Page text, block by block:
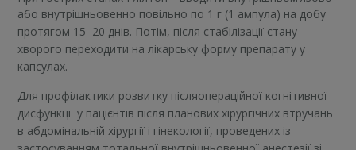
або внутрішньовенно повільно по 1 г (1 ампула) на добу
протягом 15–20 днів. Потім, після стабілізації стану
хворого переходити на лікарську форму препарату у
капсулах.
Для профілактики розвитку післяопераційної когнітивної
дисфункції у пацієнтів після планових хірургічних втручань
в абдомінальній хірургії і гінекології, проведених із